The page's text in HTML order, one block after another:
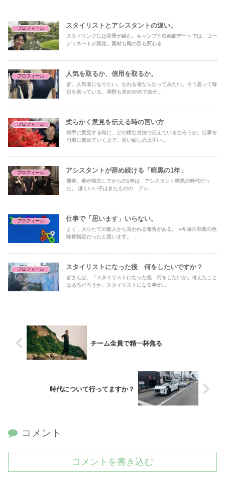
プロフィール スタイリストとアシスタントの違い。
スタイリングには背景が絡む。キャンプと映画館デートでは、コー
ディネートが真逆。素材も靴の形も変わる...
プロフィール 人気を取るか、信用を取るか。
皆、人気者になりたい。なれる者ならなってみたい。そう思って毎
日を送っている。津野も含めSNSで自分...
プロフィール 柔らかく意見を伝える時の言い方
相手に意見する時に、どの様な方法で伝えているだろうか。仕事を
円滑に進めていく上で、言い回しの上手い...
プロフィール アシスタントが辞め続ける「暗黒の1年」
優奈、春が独立してからの1年は アシスタント暗黒の時代だっ
た。 凄くいい子はきたものの アシ...
プロフィール 仕事で「思います」いらない。
よく，入りたての新人から言われる報告がある。 ●今回の衣装の色
味青指定だったと思います。 ...
プロフィール スタイリストになった後 何をしたいですか？
皆さんは、「スタイリストになった後 何をしたいか」考えたこと
はあるだろうか。スタイリストになる事が...
チーム全員で精一杯焦る
時代について行ってますか？
コメント
コメントを書き込む